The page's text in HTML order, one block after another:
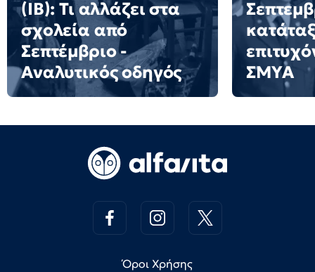
(IB): Τι αλλάζει στα
σχολεία από
Σεπτέμβριο -
Αναλυτικός οδηγός
ΣΜΥΑ
Όροι Χρήσης